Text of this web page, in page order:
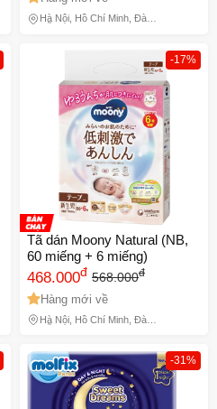
Hà Nội, Hồ Chí Minh, Đà
-17%
Tã dán Moony Natural (NB,
60 miếng + 6 miếng)
468.000đ 568.000đ
Hàng mới về
Hà Nội, Hồ Chí Minh, Đà
-31%